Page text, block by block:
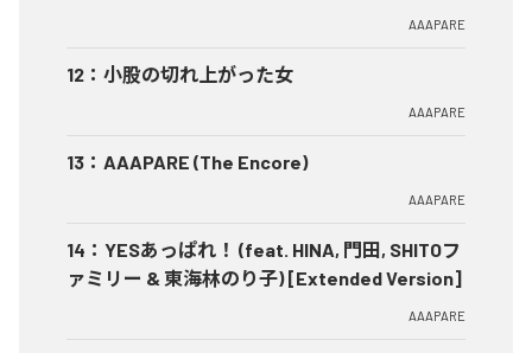
AAAPARE
12 ： 小股の切れ上がった女
AAAPARE
13 ： AAAPARE (The Encore)
AAAPARE
14 ： YESあっぱれ！ (feat. HINA, 門田, SHITOフ
ァミリー & 東海林のり子) [Extended Version]
AAAPARE